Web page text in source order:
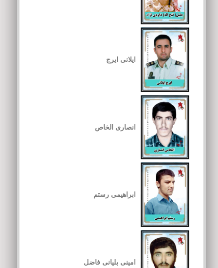
ایلانی ایرج
انصاری الخاص
ابراهیمی رستم
امینی بلیانی فاضل